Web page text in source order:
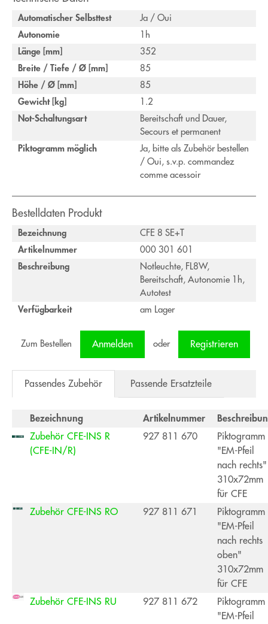
Automatischer Selbsttest
Ja / Oui
Autonomie
1h
Länge [mm]
352
Breite / Tiefe / Ø [mm]
85
Höhe / Ø [mm]
85
Gewicht [kg]
1.2
Not-Schaltungsart
Bereitschaft und Dauer,
Secours et permanent
Piktogramm möglich
Ja, bitte als Zubehör bestellen
/ Oui, s.v.p. commandez
comme acessoir
Bestelldaten Produkt
Bezeichnung
CFE 8 SE+T
Artikelnummer
000 301 601
Beschreibung
Notleuchte, FL8W,
Bereitschaft, Autonomie 1h,
Autotest
Verfügbarkeit
am Lager
Zum Bestellen Anmelden oder Registrieren
Passendes Zubehör Passende Ersatzteile
Bezeichnung Artikelnummer
Zubehör CFE-INS R
(CFE-IN/R)
927 811 670
Piktogramm
"EM-Pfeil
nach rechts"
310x72mm
für CFE
Zubehör CFE-INS RO
927 811 671
Piktogramm
"EM-Pfeil
nach rechts
oben"
310x72mm
für CFE
Zubehör CFE-INS RU
927 811 672
Piktogramm
"EM-Pfeil